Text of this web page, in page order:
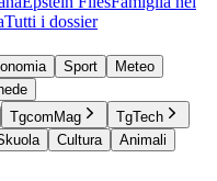
Tutti i dossier
Sport
Meteo
TgcomMag
TgTech
Cultura
Animali